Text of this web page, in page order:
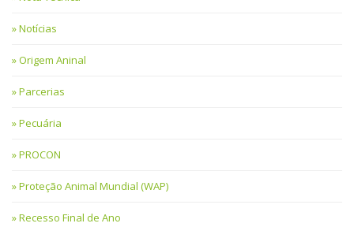
Notícias
Origem Aninal
Parcerias
Pecuária
PROCON
Proteção Animal Mundial (WAP)
Recesso Final de Ano